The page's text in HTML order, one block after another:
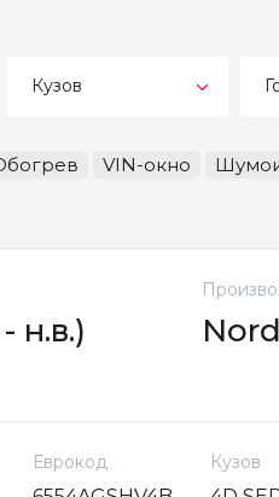
Кузов
VIN-окно
н.в.)
Еврокод Кузов